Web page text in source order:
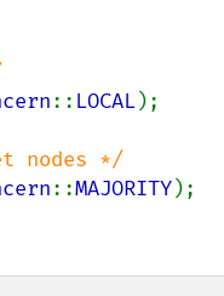
:: LOCAL);
::MAJORITY);